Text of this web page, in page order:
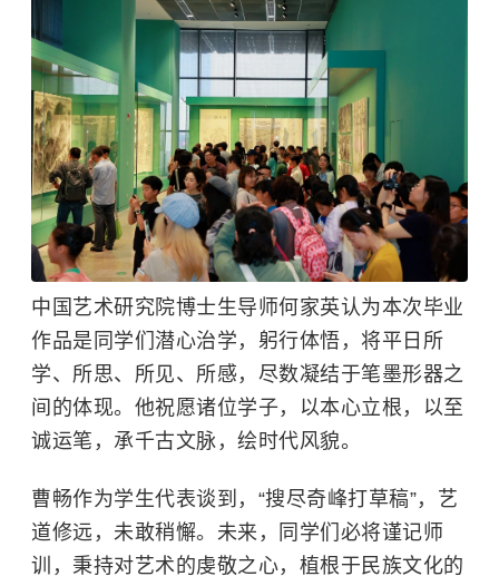
中国艺术研究院博士生导师何家英认为本次毕业
作品是同学们潜心治学，躬行体悟，将平日所
学、所思、所见、所感，尽数凝结于笔墨形器之
间的体现。他祝愿诸位学子，以本心立根，以至
诚运笔，承千古文脉，绘时代风貌。
曹畅作为学生代表谈到，“搜尽奇峰打草稿”，艺
道修远，未敢稍懈。未来，同学们必将谨记师
训，秉持对艺术的虔敬之心，植根于民族文化的